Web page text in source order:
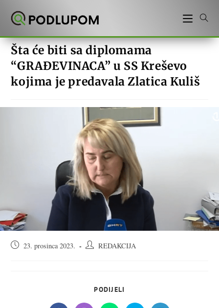
Šta će biti sa diplomama
“GRAĐEVINACA” u SS Kreševo
kojima je predavala Zlatica Kuliš
Objava23. prosinca 2023.
AutorREDAKCIJA
PODIJELI
CONTENT